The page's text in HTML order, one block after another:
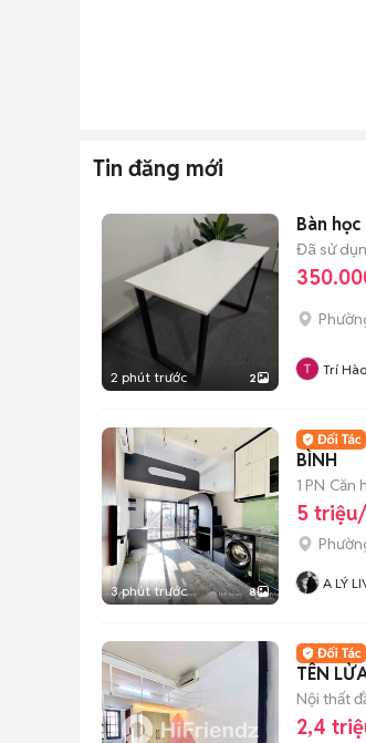
Tin đăng mới
2 phút trước 2
Bàn
Đã sử
Trí
3 phút trước 8
BÌNH
1 PN Căn
5
A LÝ
TÊN
Nội thất
2,4